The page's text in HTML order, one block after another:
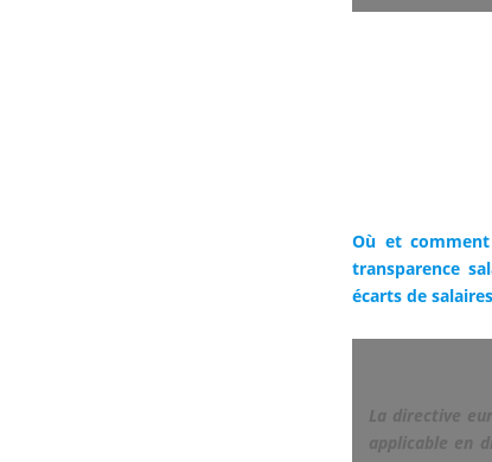
Où et
transparence
écarts de
La directive
applicable en